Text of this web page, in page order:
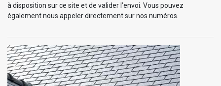
à disposition sur ce site et de valider l’envoi. Vous pouvez
également nous appeler directement sur nos numéros.